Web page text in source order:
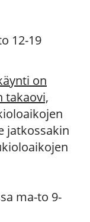
12-19
on
takaovi,
jatkossakin
ma-to 9-